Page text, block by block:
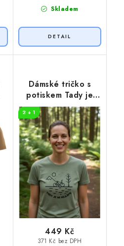
Skladem
Dámské tričko s
potiskem Tady je
nejlépe
2 + 1
371 Kč bez DPH
449 Kč